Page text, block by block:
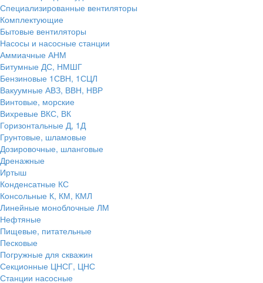
Специализированные вентиляторы
Комплектующие
Бытовые вентиляторы
Насосы и насосные станции
Аммиачные АНМ
Битумные ДС, НМШГ
Бензиновые 1СВН, 1СЦЛ
Вакуумные АВЗ, ВВН, НВР
Винтовые, морские
Вихревые ВКС, ВК
Горизонтальные Д, 1Д
Грунтовые, шламовые
Дозировочные, шланговые
Дренажные
Иртыш
Конденсатные КС
Консольные К, КМ, КМЛ
Линейные моноблочные ЛМ
Нефтяные
Пищевые, питательные
Песковые
Погружные для скважин
Секционные ЦНСГ, ЦНС
Станции насосные